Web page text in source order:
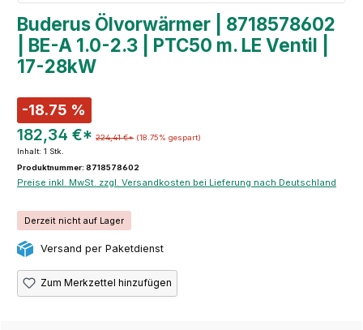
Buderus Ölvorwärmer | 8718578602
| BE-A 1.0-2.3 | PTC50 m. LE Ventil |
17-28kW
-18.75 %
182,34 €* 224,41 €* (18.75% gespart)
Inhalt: 1 Stk.
Produktnummer: 8718578602
Preise inkl. MwSt. zzgl. Versandkosten bei Lieferung nach Deutschland
Derzeit nicht auf Lager
Versand per Paketdienst
Zum Merkzettel hinzufügen